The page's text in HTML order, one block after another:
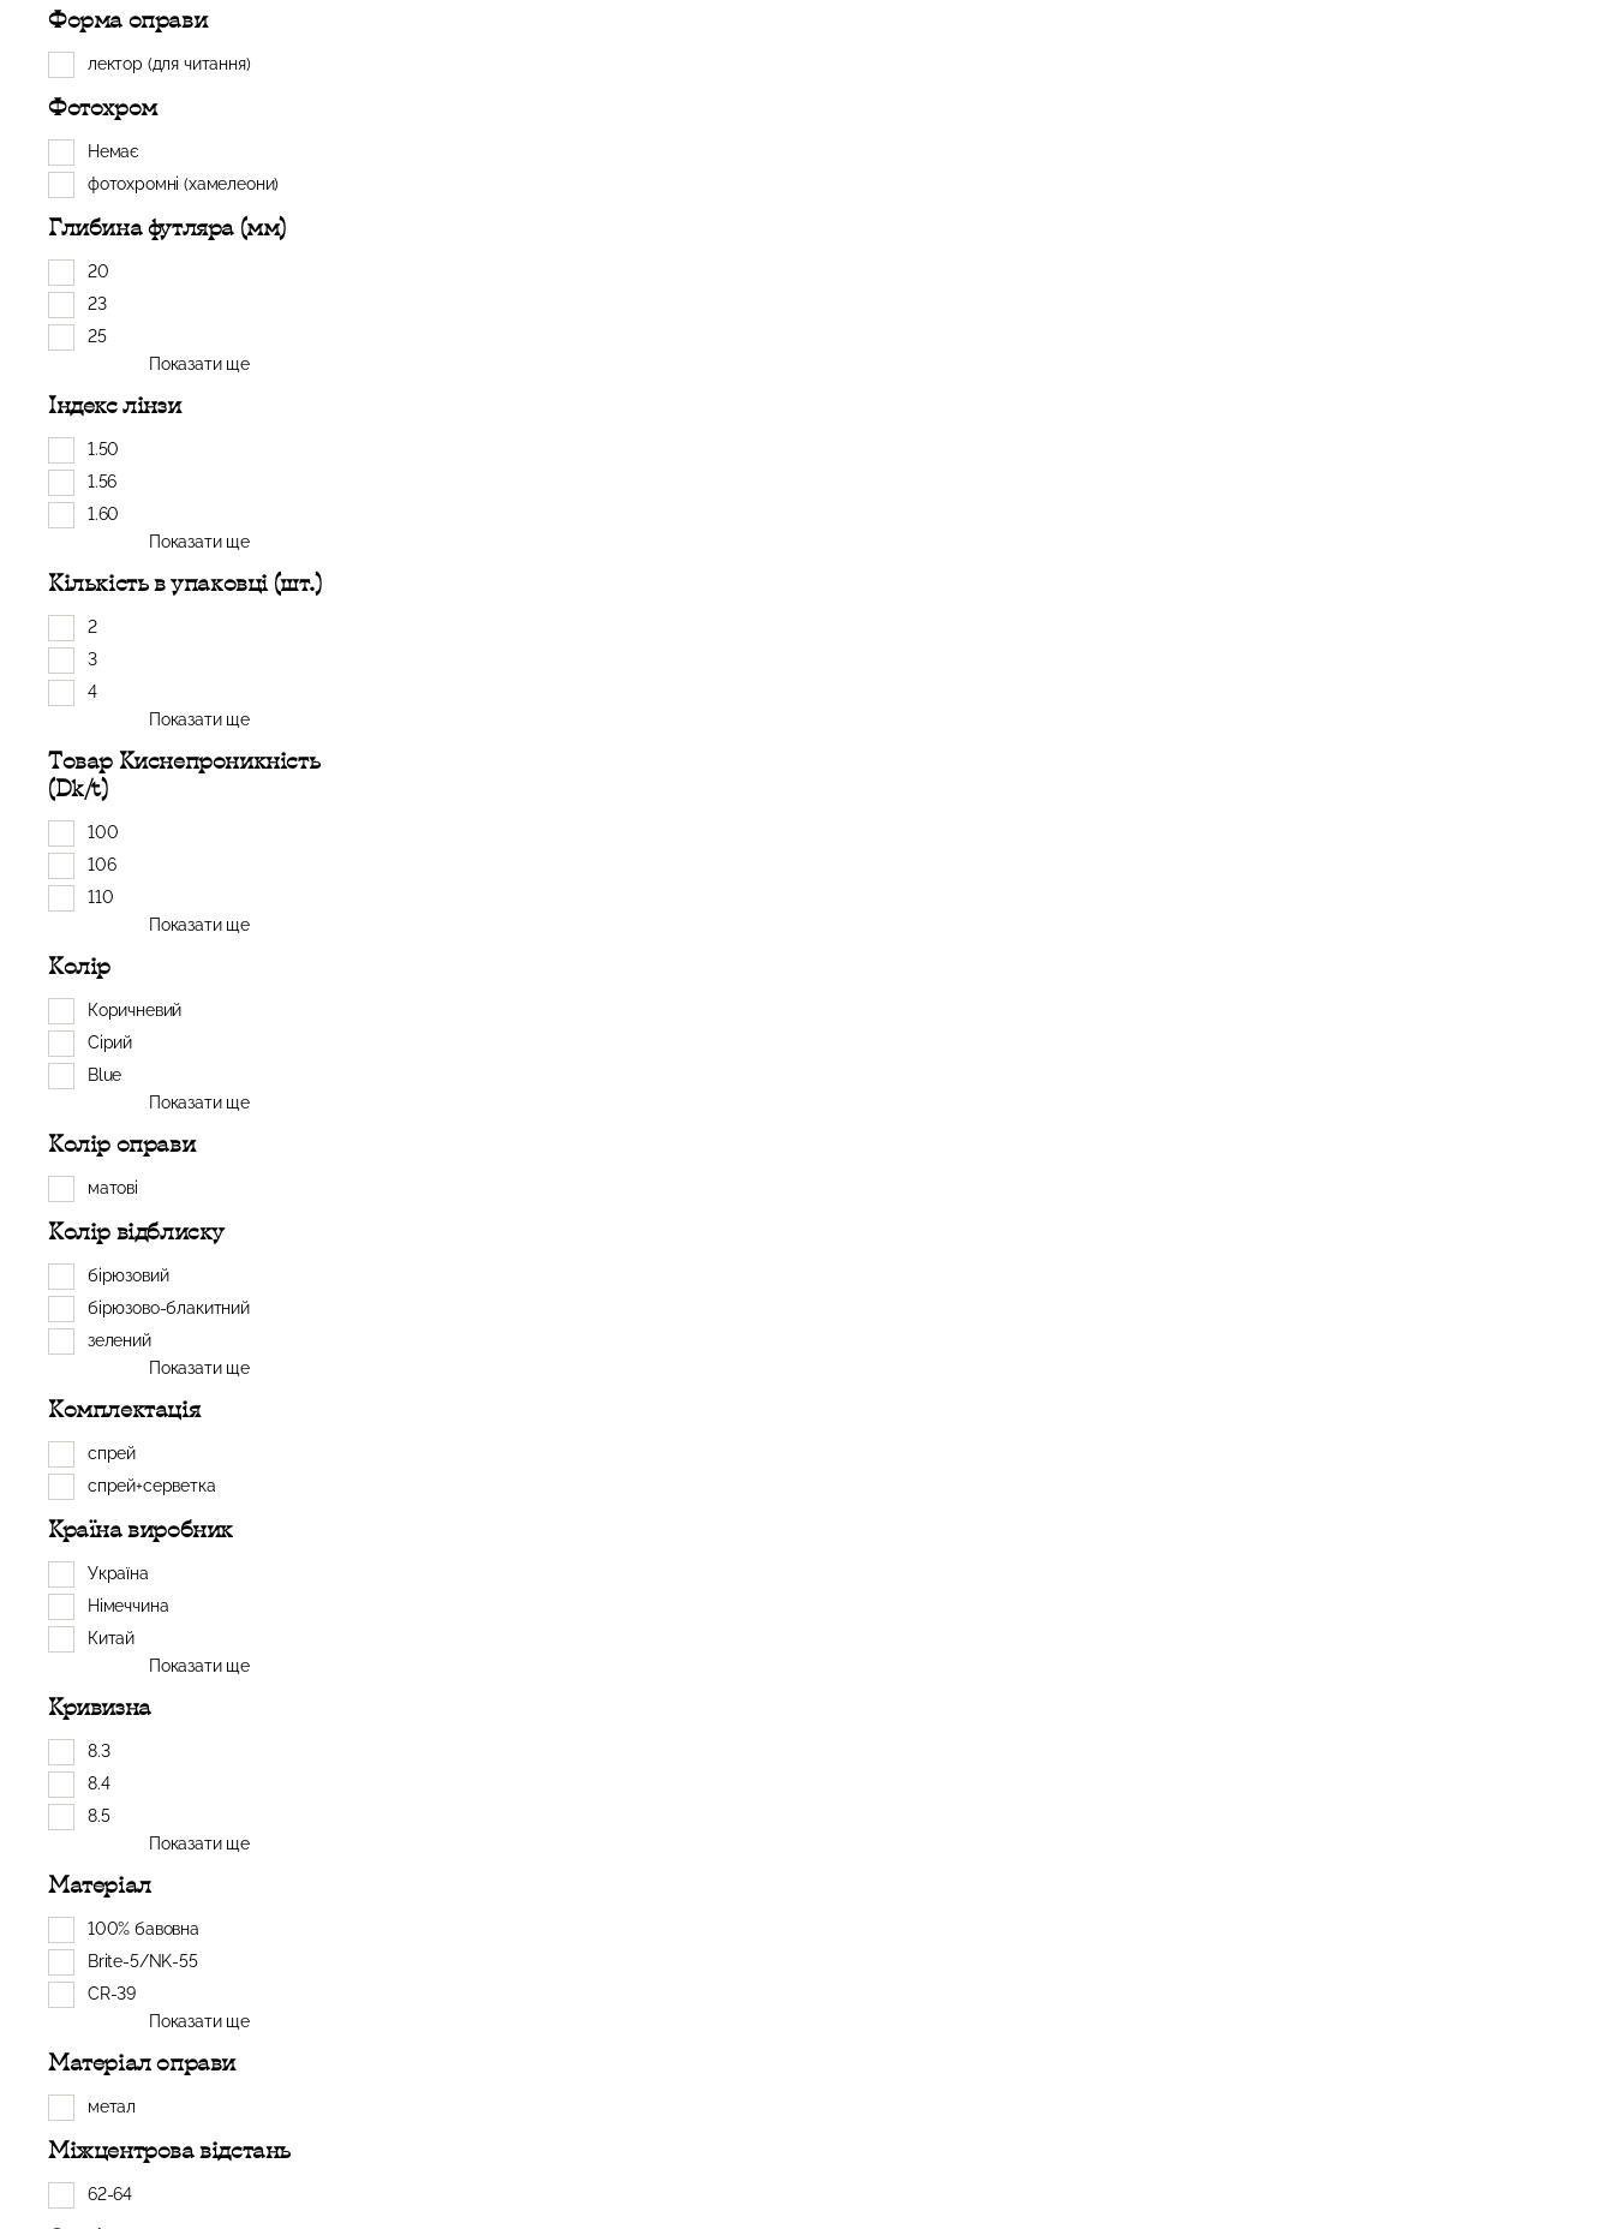
Форма оправи
лектор (для читання)
Фотохром
Немає
фотохромні (хамелеони)
Глибина футляра (мм)
20
23
25
Показати ще
Індекс лінзи
1.50
1.56
1.60
Показати ще
Кількість в упаковці (шт.)
2
3
4
Показати ще
Товар Киснепроникність
(Dk/t)
100
106
110
Показати ще
Колір
Коричневий
Сірий
Blue
Показати ще
Колір оправи
матові
Колір відблиску
бірюзовий
бірюзово-блакитний
зелений
Показати ще
Комплектація
спрей
спрей+серветка
Країна виробник
Україна
Німеччина
Китай
Показати ще
Кривизна
8.3
8.4
8.5
Показати ще
Матеріал
100% бавовна
Brite-5/NK-55
CR-39
Показати ще
Матеріал оправи
метал
Міжцентрова відстань
62-64